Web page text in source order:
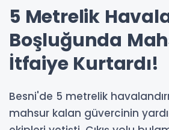
5 Metrelik
Boşluğunda
İtfaiye Kurtardı!
Besni'de 5 metrelik
mahsur kalan güvercinin